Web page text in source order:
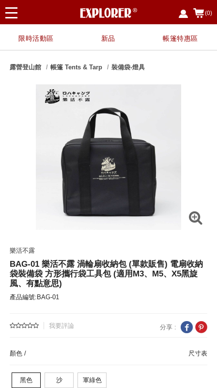
(0)
限時活動區 新品 帳篷特惠區
露營登山館 帳篷 Tents & Tarp 裝備袋-燈具
樂活不露
BAG-01 樂活不露 渦輪扇收納包 (單款販售) 電扇收納
袋裝備袋 方形攜行袋工具包 (適用M3、M5、X5黑旋
風、有點意思)
產品編號:BAG-01
我要評論 分享 :
顏色 / 尺寸表
黑色 沙 軍綠色